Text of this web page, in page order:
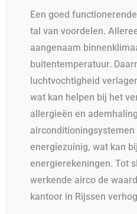
Een goed
tal van voordelen.
aangenaam
buitentemperatuur.
luchtvochtigheid
wat kan helpen bij het
allergieën en
airconditioningsystemen
energiezuinig, wat kan
energierekeningen. Tot
werkende airco de
kantoor in Rijssen